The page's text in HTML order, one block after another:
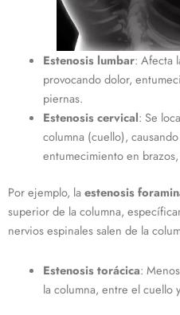
Estenosis lumbar: Afecta
provocando dolor,
piernas.
Estenosis cervical: Se
columna (cuello),
entumecimiento en
Por ejemplo, la estenosis
superior de la columna,
nervios espinales salen de la
Estenosis torácica:
la columna, entre el cuello